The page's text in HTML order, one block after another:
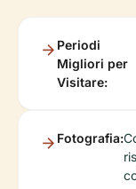
Periodi
Migliori per
Visitare:
Fotografia: